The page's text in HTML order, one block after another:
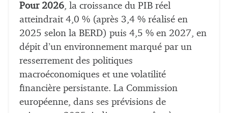
Pour 2026 , la croissance du PIB réel
atteindrait 4,0 % (après 3,4 % réalisé en
2025 selon la BERD) puis 4,5 % en 2027, en
dépit d’un environnement marqué par un
resserrement des politiques
macroéconomiques et une volatilité
financière persistante. La Commission
européenne, dans ses prévisions de